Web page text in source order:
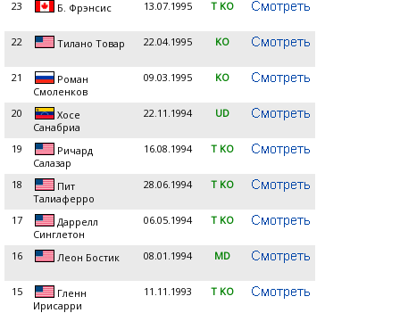
23 Б. Фрэнсис 13.07.1995 T KO
22 Тилано Товар 22.04.1995 KO
21
Роман
Смоленков
09.03.1995 KO
20
Хосе
Санабриа
22.11.1994 UD
19
Ричард
Салазар
16.08.1994 T KO
18
Пит
Талиаферро
28.06.1994 T KO
17
Даррелл
Синглетон
06.05.1994 T KO
16 Леон Бостик 08.01.1994 MD
15
Гленн
Ирисарри
11.11.1993 T KO